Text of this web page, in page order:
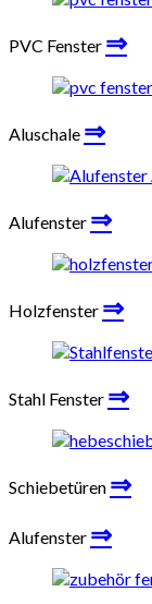
PVC Fenster ⇒
Aluschale ⇒
Alufenster ⇒
Holzfenster ⇒
Stahl Fenster ⇒
Schiebetüren ⇒
Alufenster ⇒